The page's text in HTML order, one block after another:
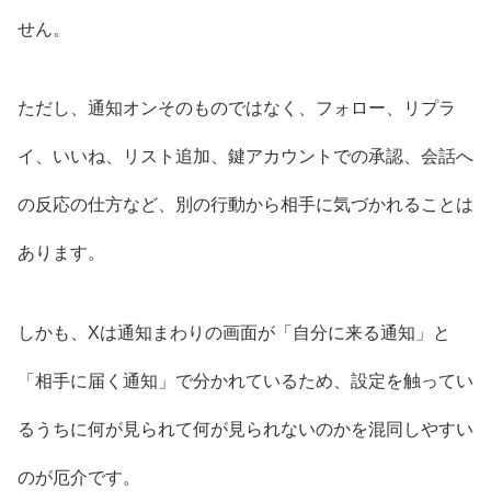
せん。
ただし、通知オンそのものではなく、フォロー、リプラ
イ、いいね、リスト追加、鍵アカウントでの承認、会話へ
の反応の仕方など、別の行動から相手に気づかれることは
あります。
しかも、Xは通知まわりの画面が「自分に来る通知」と
「相手に届く通知」で分かれているため、設定を触ってい
るうちに何が見られて何が見られないのかを混同しやすい
のが厄介です。